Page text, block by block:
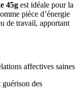
45g est idéale pour la
pièce d’énergie
de travail, apportant
affectives saines
des